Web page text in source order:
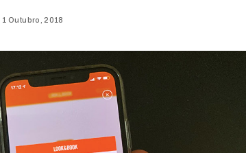
1 Outubro, 2018